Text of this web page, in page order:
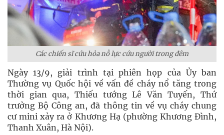
Các chiến sĩ cứu hỏa nỗ lực cứu người trong đêm
Ngày 13/9, giải trình tại phiên họp của Ủy ban
Thường vụ Quốc hội về vấn đề cháy nổ tăng trong
thời gian qua, Thiếu tướng Lê Văn Tuyến, Thứ
trưởng Bộ Công an, đã thông tin về vụ cháy chung
cư mini xảy ra ở Khương Hạ (phường Khương Đình,
Thanh Xuân, Hà Nội).